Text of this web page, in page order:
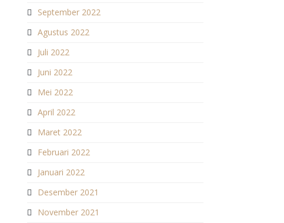
September 2022
Agustus 2022
Juli 2022
Juni 2022
Mei 2022
April 2022
Maret 2022
Februari 2022
Januari 2022
Desember 2021
November 2021